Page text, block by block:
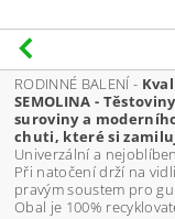
RODINNÉ BALENÍ -
SEMOLINA -
suroviny a
chuti, které si
Univerzální a
Při natočení drží na
pravým soustem pro
Obal je 100%